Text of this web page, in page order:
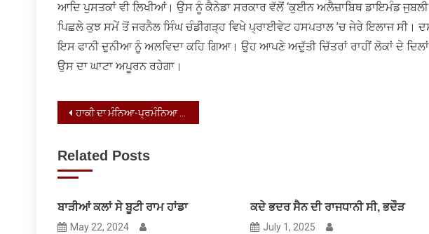
ਆਦਿ ਪੁਸਤਕਾਂ ਵੀ ਲਿਖੀਆਂ। ਉਸ ਨੂੰ ਕੈਨੇਡਾ ਸਰਕਾਰ ਵੱਲੋਂ ‘ਕੁਈਨ ਅਲੈਜ਼ਾਬਿਥ ਡਾਇਮੰਡ ਜੁਬਲੀ
ਪਿਛਲੇ ਕੁਝ ਸਮੇਂ ਤੋਂ ਜਰਨੈਲ ਸਿੰਘ ਚੰਡੀਗੜ੍ਹ ਵਿਖੇ ਪ੍ਰਾਈਵੇਟ ਹਸਪਤਾਲ ’ਚ ਜੇਰੇ ਇਲਾਜ ਸੀ।
ਇਸ ਫਾਨੀ ਦੁਨੀਆ ਨੂੰ ਅਲਵਿਦਾ ਕਹਿ ਗਿਆ। ਉਹ ਆਪਣੇ ਅਦੁੱਤੀ ਚਿੱਤਰਾਂ ਰਾਹੀਂ ਲੋਕਾਂ ਦੇ
ਉਸ ਦਾ ਘਾਟਾ ਅਪੂਰਨ ਰਹੇਗਾ।
Post
ਹਾਕੀ ਦਾ ਮੰਨਿਆ-ਪ੍ਰਮੰਨਿਆ ਖਿਡਾਰੀ ਸੁਰਜੀਤ ਸਿੰਘ
Related Posts
ਬਾੜੀਆਂ ਕਲਾਂ ਸੇ ਬੂਟੀ ਰਾਮ ਹਾਂਡਾ
May 22, 2024
ਕਦੇ ਭਦਰ ਸੈਨ ਦੀ ਰਾਜਧਾਨੀ ਸੀ, ਭਦੌੜ
July 1, 2025